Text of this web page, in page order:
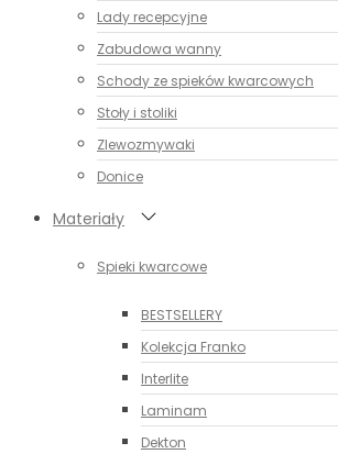
Lady recepcyjne
Zabudowa wanny
Schody ze spieków kwarcowych
Stoły i stoliki
Zlewozmywaki
Donice
Materiały
Spieki kwarcowe
BESTSELLERY
Kolekcja Franko
Interlite
Laminam
Dekton